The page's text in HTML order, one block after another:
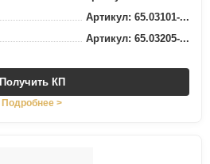
Артикул: 65.03101-...
Артикул: 65.03205-...
Получить КП
Подробнее >